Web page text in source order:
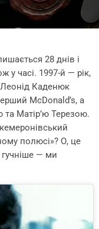
28 днів і
часі. 1997-й — рік,
Каденюк
McDonald’s, а
Матір’ю Терезою.
полюсі»? О, це
— ми